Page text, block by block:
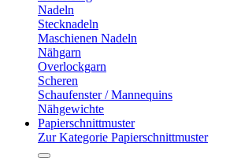
Nadeln
Stecknadeln
Maschienen Nadeln
Nähgarn
Overlockgarn
Scheren
Schaufenster / Mannequins
Nähgewichte
Papierschnittmuster
Zur Kategorie Papierschnittmuster